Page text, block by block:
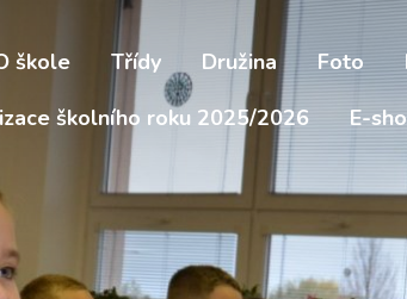
škole Třídy Družina Foto
školního roku 2025/2026 E-